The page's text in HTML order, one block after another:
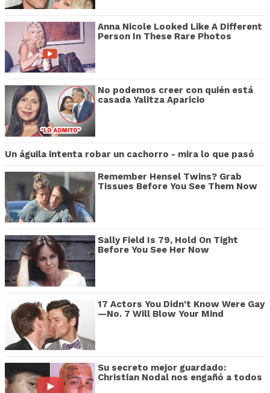
Anna Nicole Looked Like A Different
Person In These Rare Photos
No podemos creer con quién está
casada Yalitza Aparicio
Un águila intenta robar un cachorro - mira lo que pasó
Remember Hensel Twins? Grab
Tissues Before You See Them Now
Sally Field Is 79, Hold On Tight
Before You See Her Now
17 Actors You Didn't Know Were Gay
—No. 7 Will Blow Your Mind
Su secreto mejor guardado:
Christian Nodal nos engañó a todos